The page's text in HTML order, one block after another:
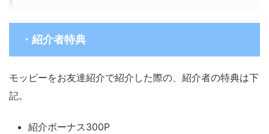
・紹介者特典
モッピーをお友達紹介で紹介した際の、紹介者の特典は下
記。
紹介ボーナス300P